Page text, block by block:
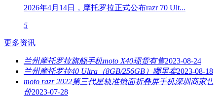
2026年4月14日，摩托罗拉正式公布razr 70 Ult...
5
更多资讯
兰州摩托罗拉旗舰手机moto X40现货有售2023-08-24
兰州摩托罗拉40 Ultra（8GB/256GB）哪里卖2023-08-18
moto razr 2022第三代星轨准镜面折叠屏手机深圳商家售
价2023-07-28